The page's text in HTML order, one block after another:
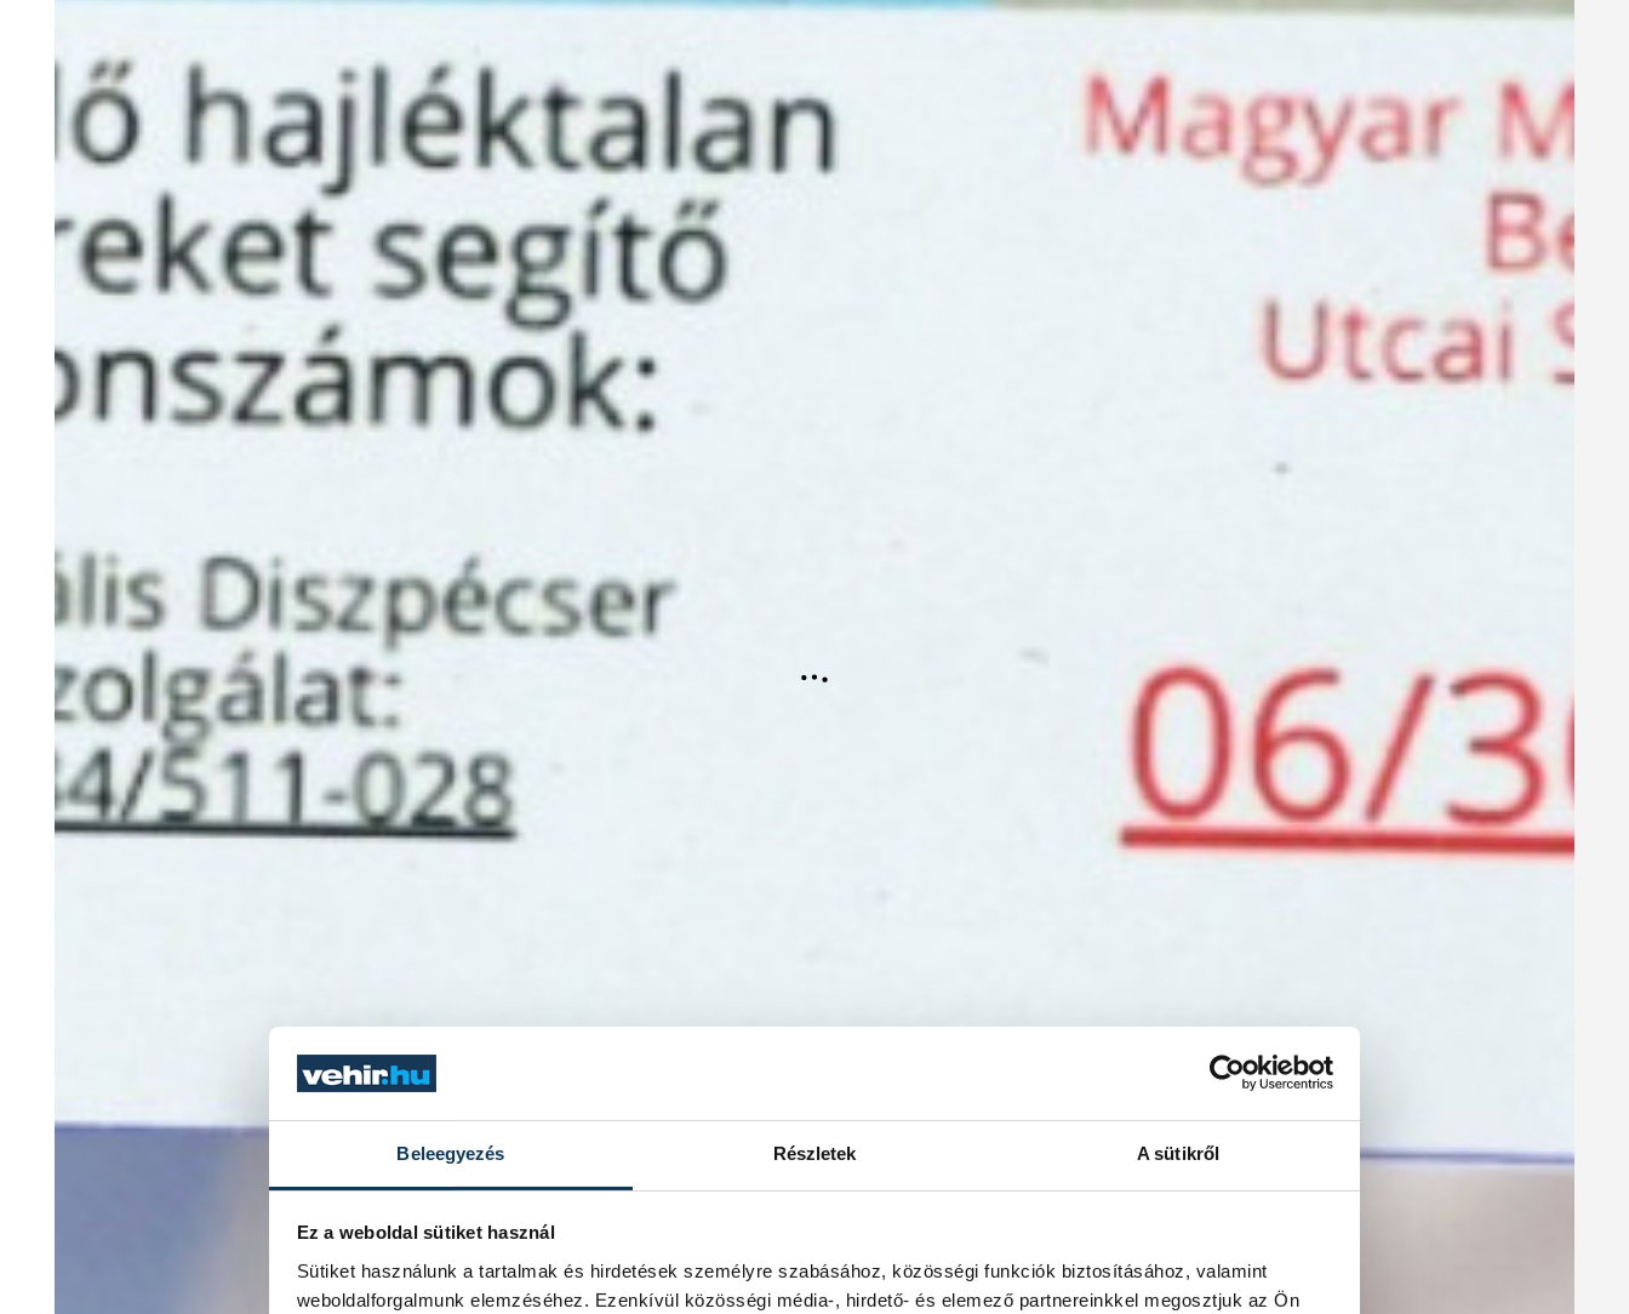
Beleegyezés Részletek A sütikről
Ez a weboldal sütiket használ
Sütiket használunk a tartalmak és hirdetések személyre szabásához, közösségi funkciók biztosításához, valamint
weboldalforgalmunk elemzéséhez. Ezenkívül közösségi média-, hirdető- és elemező partnereinkkel megosztjuk az Ön